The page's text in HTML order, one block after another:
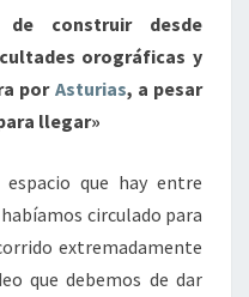
de construir desde
orográficas y
por Asturias, a pesar
llegar»
que hay entre
circulado para
extremadamente
que debemos de dar